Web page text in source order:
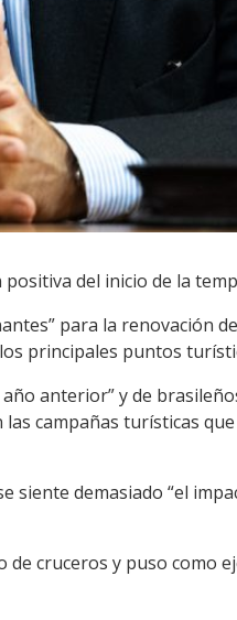
del inicio de la
para la renovación
principales puntos
anterior” y de
campañas turísticas
siente demasiado “el
cruceros y puso como